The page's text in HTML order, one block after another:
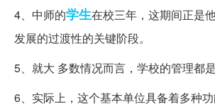
4、中师的学生在校三年，这期间正是
发展的过渡性的关键阶段。
5、就大 多数情况而言，学校的管理都
6、实际上，这个基本单位具备着多种